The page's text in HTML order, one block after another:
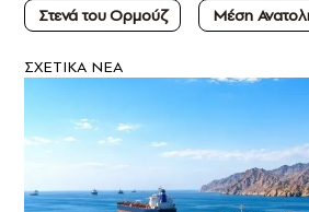
Στενά του Ορμούζ
Μέση
ΣXETIKA NEA